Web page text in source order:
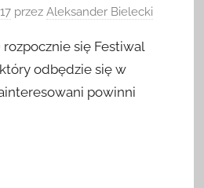
przezAleksander Bielecki
rozpocznie się Festiwal
odbędzie się w
powinni